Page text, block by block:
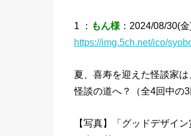
1 ： もん様 ：2024/08/30(
https://img.5ch.net/ico/
夏、喜寿を迎えた怪談家
怪談の道へ？（全4回中の3
【写真】「グッドデザイ